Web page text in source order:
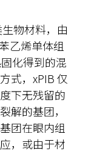
物材料，由
乙烯单体组
化得到的混
式，xPIB 仅
下无残留的
解的基团，
团在眼内组
，或由于材